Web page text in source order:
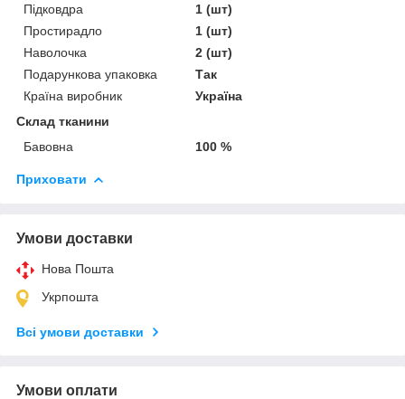
Підковдра
1 (шт)
Простирадло
1 (шт)
Наволочка
2 (шт)
Подарункова упаковка
Так
Країна виробник
Україна
Склад тканини
Бавовна
100 %
Приховати
Умови доставки
Нова Пошта
Укрпошта
Всі умови доставки
Умови оплати